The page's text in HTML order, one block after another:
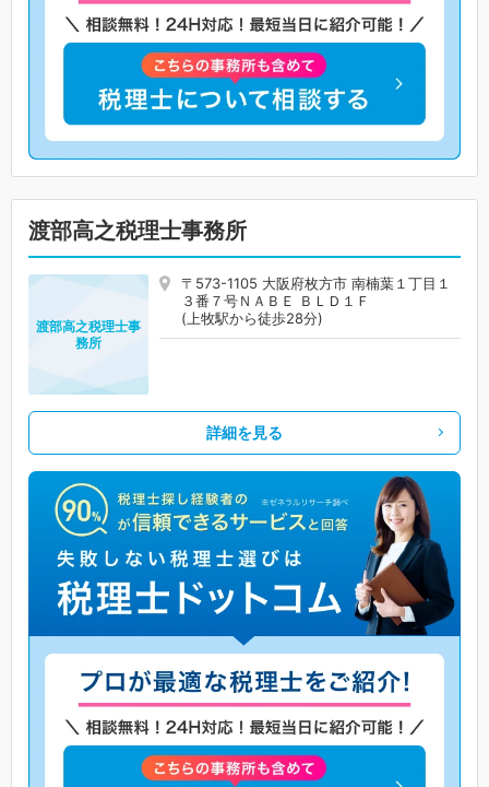
渡部高之税理士事務所
〒573-1105 大阪府枚方市 南楠葉１丁目１
３番７号ＮＡＢＥ ＢＬＤ１Ｆ
(上牧駅から徒歩28分)
渡部高之税理士事
務所
詳細を見る